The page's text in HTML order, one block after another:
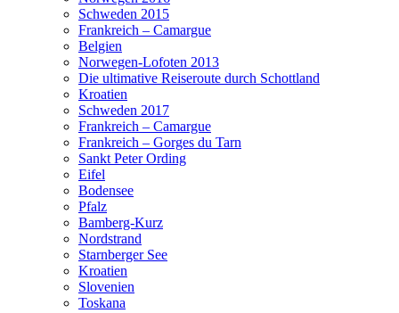
Schweden 2015
Frankreich – Camargue
Belgien
Norwegen-Lofoten 2013
Die ultimative Reiseroute durch Schottland
Kroatien
Schweden 2017
Frankreich – Camargue
Frankreich – Gorges du Tarn
Sankt Peter Ording
Eifel
Bodensee
Pfalz
Bamberg-Kurz
Nordstrand
Starnberger See
Kroatien
Slovenien
Toskana